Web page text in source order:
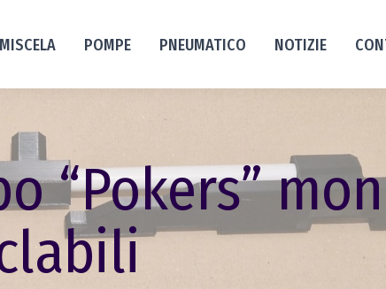
MISCELA POMPE PNEUMATICO NOTIZIE
“Pokers”